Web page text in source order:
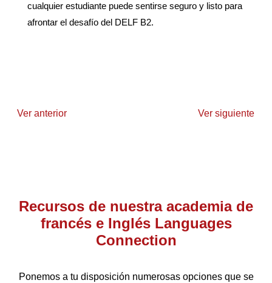
cualquier estudiante puede sentirse seguro y listo para
afrontar el desafío del DELF B2.
Ver anterior Ver siguiente
Recursos de nuestra academia de
francés e Inglés Languages
Connection
Ponemos a tu disposición numerosas opciones que se